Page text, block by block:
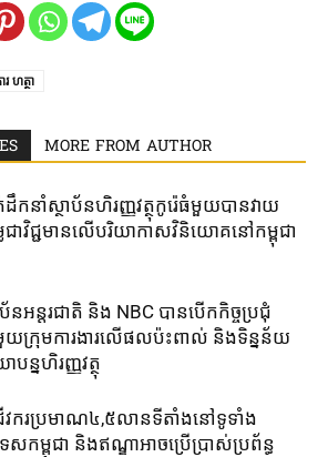
រ ហត្ថា
MORE FROM AUTHOR
ក់​ដឹកនាំ​ស្ថាប័ន​ហិរញ្ញវត្ថុ​កូរ៉េ​ធំ​មួយ​បាន​វាយ​
ៃ​ជា​វិជ្ជមាន​លើ​បរិយាកាស​វិនិយោគ​នៅ​កម្ពុជា​
ប័ន​អន្តរជាតិ ​និង NBC បាន​បើក​កិច្ច​ប្រជុំ​
យ​ក្រុម​ការងារ​លើ​ផល​ប៉ះពាល់​ និង​ទិន្នន័យ​
បន្ន​ហិរញ្ញវត្ថុ
វករ​ប្រមាណ​៤,៥​លាន​ទីតាំង​នៅ​ទូទាំង​
ស​កម្ពុជា​ និង​ឥណ្ឌា​អាច​ប្រើ​ប្រាស់​ប្រព័ន្ធ​